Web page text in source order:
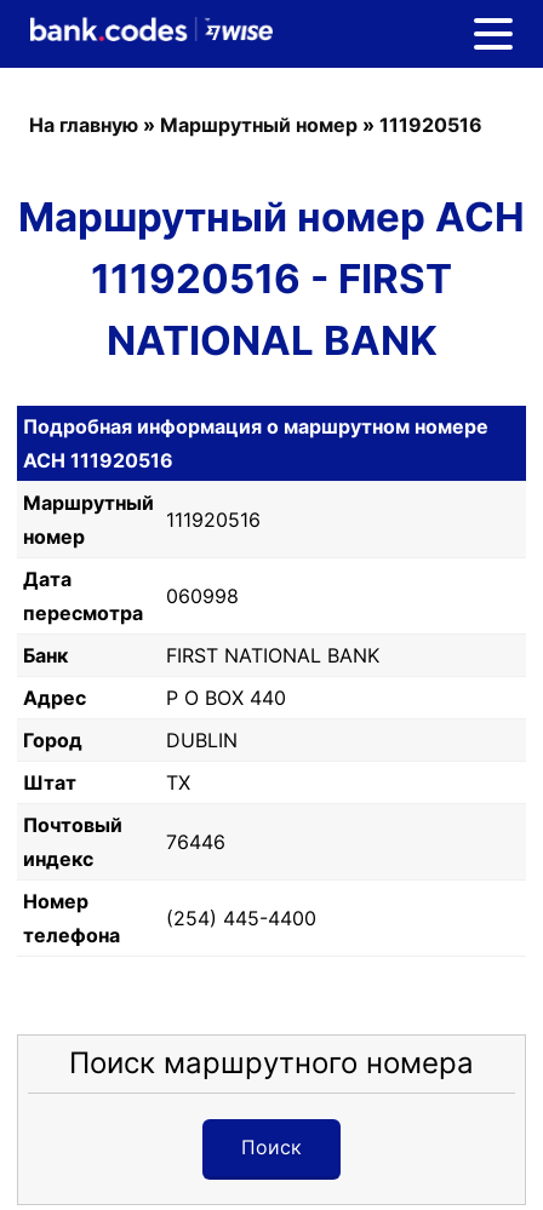
На главную » Маршрутный номер » 111920516
Маршрутный номер ACH
111920516 - FIRST
NATIONAL BANK
Подробная информация о маршрутном номере
ACH 111920516
Маршрутный
номер
111920516
Дата
пересмотра
060998
Банк
FIRST NATIONAL BANK
Адрес
P O BOX 440
Город
DUBLIN
Штат
TX
Почтовый
индекс
76446
Номер
телефона
(254) 445-4400
Поиск маршрутного номера
Поиск